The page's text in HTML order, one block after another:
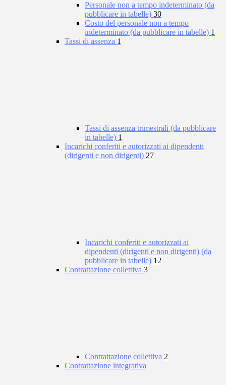
Personale non a tempo indeterminato (da
pubblicare in tabelle) 30
Costo del personale non a tempo
indeterminato (da pubblicare in tabelle) 1
Tassi di assenza 1
Tassi di assenza trimestrali (da pubblicare
in tabelle) 1
Incarichi conferiti e autorizzati ai dipendenti
(dirigenti e non dirigenti) 27
Incarichi conferiti e autorizzati ai
dipendenti (dirigenti e non dirigenti) (da
pubblicare in tabelle) 12
Contrattazione collettiva 3
Contrattazione collettiva 2
Contrattazione integrativa